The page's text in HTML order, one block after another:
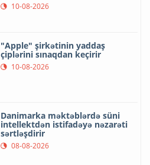
10-08-2026
"Apple" şirkətinin yaddaş
çiplərini sınaqdan keçirir
10-08-2026
Danimarka məktəblərdə süni
intellektdən istifadəyə nəzarəti
sərtləşdirir
08-08-2026